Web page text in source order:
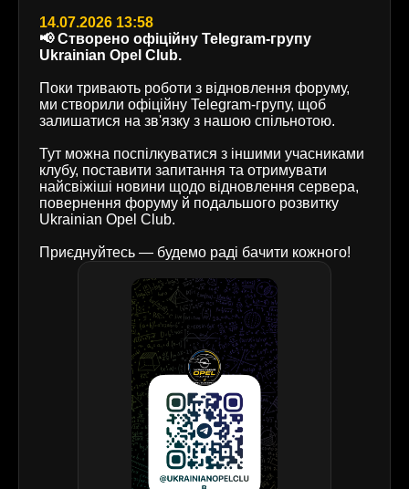
14.07.2026 13:58
📢 Створено офіційну Telegram-групу
Ukrainian Opel Club.
Поки тривають роботи з відновлення форуму,
ми створили офіційну Telegram-групу, щоб
залишатися на зв'язку з нашою спільнотою.
Тут можна поспілкуватися з іншими учасниками
клубу, поставити запитання та отримувати
найсвіжіші новини щодо відновлення сервера,
повернення форуму й подальшого розвитку
Ukrainian Opel Club.
Приєднуйтесь — будемо раді бачити кожного!